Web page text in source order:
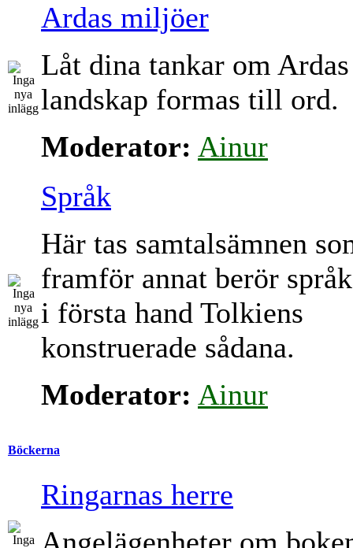
Ardas miljöer
Låt dina tankar om Ardas
landskap formas till ord.
Moderator: Ainur
Språk
Här tas samtalsämnen
framför annat berör
i första hand Tolkiens
konstruerade sådana.
Moderator: Ainur
Böckerna
Ringarnas herre